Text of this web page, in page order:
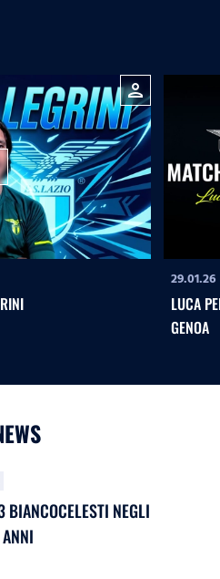
person
29.01.26
LUCA
GENOA
BIANCOCELESTI NEGLI